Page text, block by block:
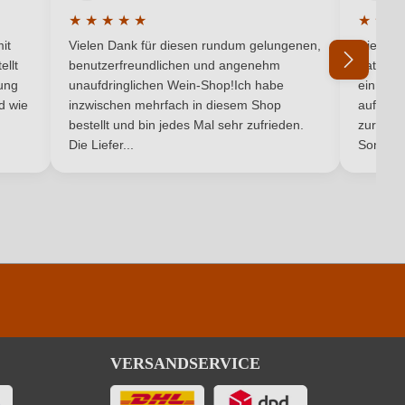
Rotwein
Ich habe mein Passwort vergessen
von 5 Sternen
wie
★ ★ ★ ★ ★
Durchschnittliche Bewertung von 5 von 5 Sternen
Vielen Dank für diesen rundum gelungenen,
benutzerfreundlichen und angenehm
unaufdringlichen Wein-Shop!Ich habe
inzwischen mehrfach in diesem Shop
bestellt und bin jedes Mal sehr zufrieden.
Die Liefer...
★ ★
Die
hat
einmal
auf
zurück
Son...
VERSANDSERVICE